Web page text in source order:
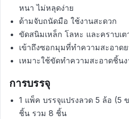
หนา ไม่หลุดง่าย
ด้ามจับถนัดมือ ใช้งานสะดวก
ขัดสนิมเหล็ก โลหะ และคราบเต
เข้าถึงซอกมุมที่ทำความสะอาด
เหมาะใช้ขัดทำความสะอาดชิ้น
การบรรจุ
1 แพ็ค บรรจุแปรงลวด 5 ล้อ (5
ชิ้น รวม 8 ชิ้น